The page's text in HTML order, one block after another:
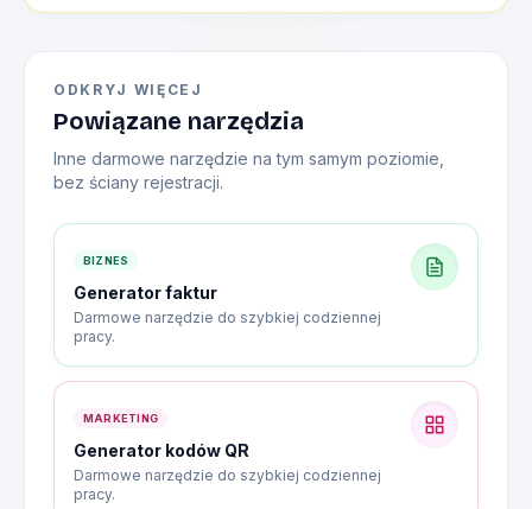
ODKRYJ WIĘCEJ
Powiązane narzędzia
Inne darmowe narzędzie na tym samym poziomie,
bez ściany rejestracji.
BIZNES
Generator faktur
Darmowe narzędzie do szybkiej codziennej
pracy.
MARKETING
Generator kodów QR
Darmowe narzędzie do szybkiej codziennej
pracy.